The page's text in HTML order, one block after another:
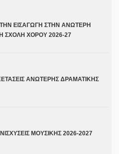
ΕΙΣΑΓΩΓΗ ΣΤΗΝ ΑΝΩΤΕΡΗ
ΣΧΟΛΗ ΧΟΡΟΥ 2026-27
ΑΝΩΤΕΡΗΣ ΔΡΑΜΑΤΙΚΗΣ
ΜΟΥΣΙΚΗΣ 2026-2027